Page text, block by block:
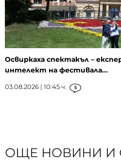
Освиркаха спектакъл –
интелект на фестивала...
03.08.2026 | 10:45 ч. 5
ОЩЕ НОВИНИ И